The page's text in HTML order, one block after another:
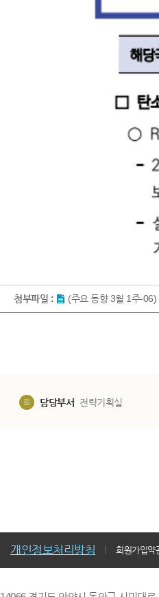
첨부파일 : (주요 동향 3월 1주-06)
담당부서 전략기획실
개인정보처리방침 회원가입약